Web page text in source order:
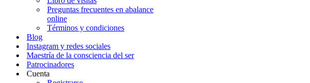
Preguntas frecuentes en abalance
online
Términos y condiciones
Blog
Instagram y redes sociales
Maestría de la consciencia del ser
Patrocinadores
Cuenta